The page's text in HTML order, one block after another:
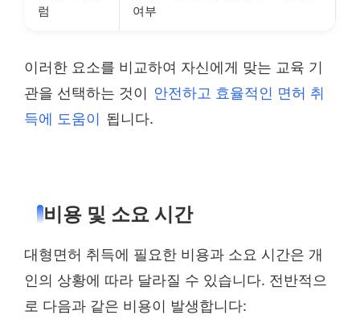
럼
여부
이러한 요소를 비교하여 자신에게 맞는 교육 기
관을 선택하는 것이 안전하고 효율적인 면허 취
득에 도움이 됩니다.
비용 및 소요 시간
대형면허 취득에 필요한 비용과 소요 시간은 개
인의 상황에 따라 달라질 수 있습니다. 전반적으
로 다음과 같은 비용이 발생합니다: